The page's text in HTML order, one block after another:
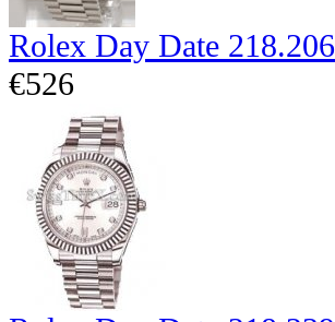
Rolex Day Date 218.206
€526